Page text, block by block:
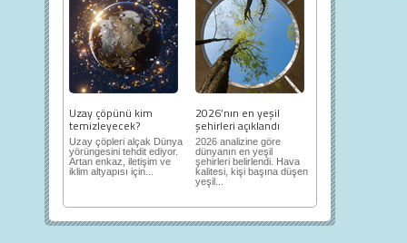
Uzay çöpünü kim
temizleyecek?
Uzay çöpleri alçak Dünya
yörüngesini tehdit ediyor.
Artan enkaz, iletişim ve
iklim altyapısı için...
2026’nın en yeşil
şehirleri açıklandı
2026 analizine göre
dünyanın en yeşil
şehirleri belirlendi. Hava
kalitesi, kişi başına düşen
yeşil...